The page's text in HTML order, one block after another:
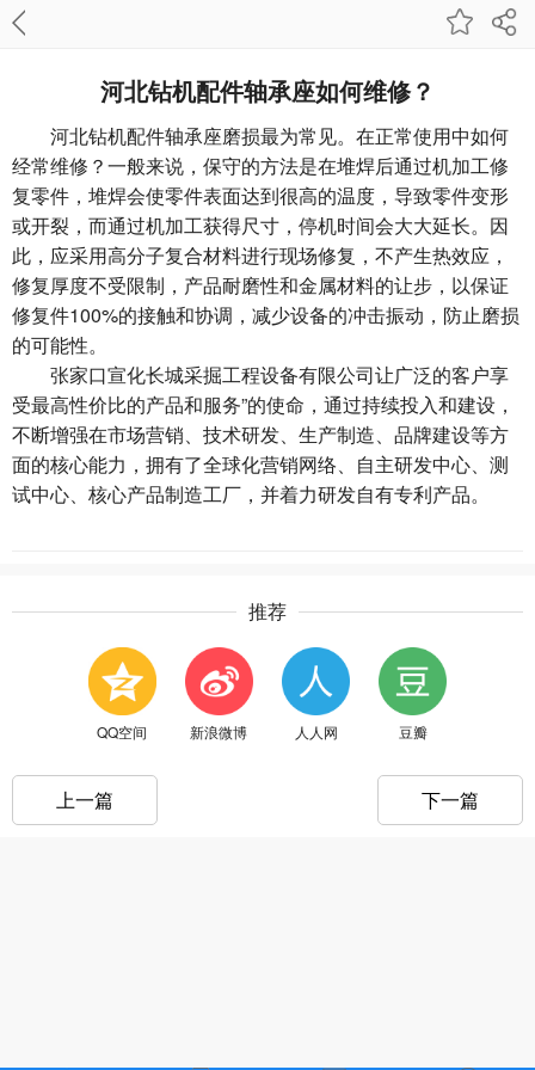
河北钻机配件轴承座如何维修？
河北钻机配件轴承座磨损最为常见。在正常使用中如何
经常维修？一般来说，保守的方法是在堆焊后通过机加工修
复零件，堆焊会使零件表面达到很高的温度，导致零件变形
或开裂，而通过机加工获得尺寸，停机时间会大大延长。因
此，应采用高分子复合材料进行现场修复，不产生热效应，
修复厚度不受限制，产品耐磨性和金属材料的让步，以保证
修复件100%的接触和协调，减少设备的冲击振动，防止磨损
的可能性。
张家口宣化长城采掘工程设备有限公司让广泛的客户享
受最高性价比的产品和服务”的使命，通过持续投入和建设，
不断增强在市场营销、技术研发、生产制造、品牌建设等方
面的核心能力，拥有了全球化营销网络、自主研发中心、测
试中心、核心产品制造工厂，并着力研发自有专利产品。
推荐
QQ空间 新浪微博 人人网 豆瓣
上一篇 下一篇